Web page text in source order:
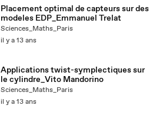
Placement optimal de capteurs sur des
modeles EDP_Emmanuel Trelat
Sciences_Maths_Paris
il y a 13 ans
Applications twist-symplectiques sur
le cylindre_Vito Mandorino
Sciences_Maths_Paris
il y a 13 ans